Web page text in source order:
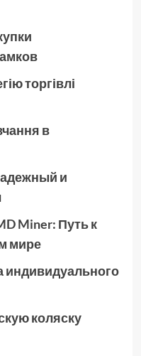
торгівлі
в
и
Miner: Путь к
мире
коляску